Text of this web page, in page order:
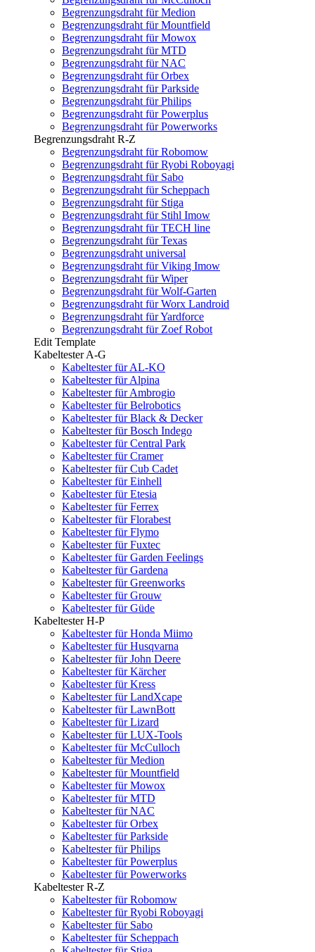
Begrenzungsdraht für Medion
Begrenzungsdraht für Mountfield
Begrenzungsdraht für Mowox
Begrenzungsdraht für MTD
Begrenzungsdraht für NAC
Begrenzungsdraht für Orbex
Begrenzungsdraht für Parkside
Begrenzungsdraht für Philips
Begrenzungsdraht für Powerplus
Begrenzungsdraht für Powerworks
Begrenzungsdraht R-Z
Begrenzungsdraht für Robomow
Begrenzungsdraht für Ryobi Roboyagi
Begrenzungsdraht für Sabo
Begrenzungsdraht für Scheppach
Begrenzungsdraht für Stiga
Begrenzungsdraht für Stihl Imow
Begrenzungsdraht für TECH line
Begrenzungsdraht für Texas
Begrenzungsdraht universal
Begrenzungsdraht für Viking Imow
Begrenzungsdraht für Wiper
Begrenzungsdraht für Wolf-Garten
Begrenzungsdraht für Worx Landroid
Begrenzungsdraht für Yardforce
Begrenzungsdraht für Zoef Robot
Edit Template
Kabeltester A-G
Kabeltester für AL-KO
Kabeltester für Alpina
Kabeltester für Ambrogio
Kabeltester für Belrobotics
Kabeltester für Black & Decker
Kabeltester für Bosch Indego
Kabeltester für Central Park
Kabeltester für Cramer
Kabeltester für Cub Cadet
Kabeltester für Einhell
Kabeltester für Etesia
Kabeltester für Ferrex
Kabeltester für Florabest
Kabeltester für Flymo
Kabeltester für Fuxtec
Kabeltester für Garden Feelings
Kabeltester für Gardena
Kabeltester für Greenworks
Kabeltester für Grouw
Kabeltester für Güde
Kabeltester H-P
Kabeltester für Honda Miimo
Kabeltester für Husqvarna
Kabeltester für John Deere
Kabeltester für Kärcher
Kabeltester für Kress
Kabeltester für LandXcape
Kabeltester für LawnBott
Kabeltester für Lizard
Kabeltester für LUX-Tools
Kabeltester für McCulloch
Kabeltester für Medion
Kabeltester für Mountfield
Kabeltester für Mowox
Kabeltester für MTD
Kabeltester für NAC
Kabeltester für Orbex
Kabeltester für Parkside
Kabeltester für Philips
Kabeltester für Powerplus
Kabeltester für Powerworks
Kabeltester R-Z
Kabeltester für Robomow
Kabeltester für Ryobi Roboyagi
Kabeltester für Sabo
Kabeltester für Scheppach